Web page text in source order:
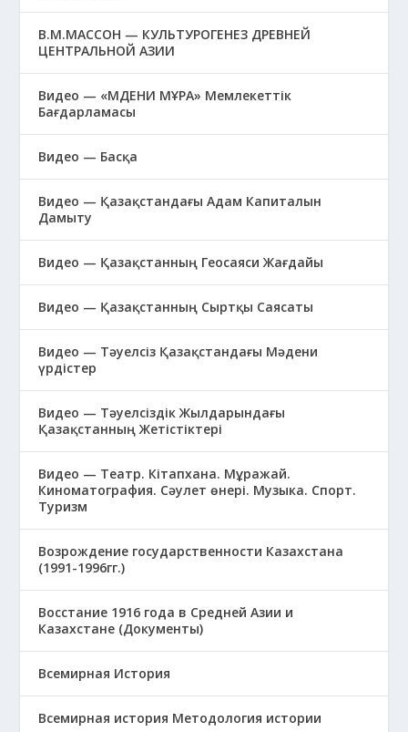
В.М.МАССОН — КУЛЬТУРОГЕНЕЗ ДРЕВНЕЙ
ЦЕНТРАЛЬНОЙ АЗИИ
Видео — «МӘДЕНИ МҰРА» Мемлекеттік
Бағдарламасы
Видео — Басқа
Видео — Қазақстандағы Адам Капиталын
Дамыту
Видео — Қазақстанның Геосаяси Жағдайы
Видео — Қазақстанның Сыртқы Саясаты
Видео — Тәуелсіз Қазақстандағы Мәдени
үрдістер
Видео — Тәуелсіздік Жылдарындағы
Қазақстанның Жетістіктері
Видео — Театр. Кітапхана. Мұражай.
Киноматография. Сәулет өнері. Музыка. Спорт.
Туризм
Возрождение государственности Казахстана
(1991-1996гг.)
Восстание 1916 года в Средней Азии и
Казахстане (Документы)
Всемирная История
Всемирная история Методология истории